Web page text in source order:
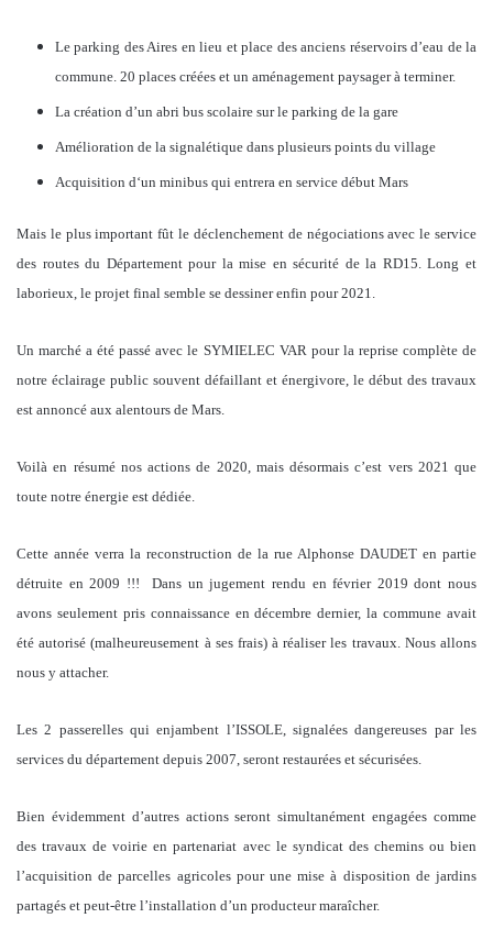
Le parking des Aires en lieu et place des anciens réservoirs d’eau de la
commune. 20 places créées et un aménagement paysager à terminer.
La création d’un abri bus scolaire sur le parking de la gare
Amélioration de la signalétique dans plusieurs points du village
Acquisition d‘un minibus qui entrera en service début Mars
Mais le plus important fût le déclenchement de négociations avec le service
des routes du Département pour la mise en sécurité de la RD15. Long et
laborieux, le projet final semble se dessiner enfin pour 2021.
Un marché a été passé avec le SYMIELEC VAR pour la reprise complète de
notre éclairage public souvent défaillant et énergivore, le début des travaux
est annoncé aux alentours de Mars.
Voilà en résumé nos actions de 2020, mais désormais c’est vers 2021 que
toute notre énergie est dédiée.
Cette année verra la reconstruction de la rue Alphonse DAUDET en partie
détruite en 2009 !!! Dans un jugement rendu en février 2019 dont nous
avons seulement pris connaissance en décembre dernier, la commune avait
été autorisé (malheureusement à ses frais) à réaliser les travaux. Nous allons
nous y attacher.
Les 2 passerelles qui enjambent l’ISSOLE, signalées dangereuses par les
services du département depuis 2007, seront restaurées et sécurisées.
Bien évidemment d’autres actions seront simultanément engagées comme
des travaux de voirie en partenariat avec le syndicat des chemins ou bien
l’acquisition de parcelles agricoles pour une mise à disposition de jardins
partagés et peut-être l’installation d’un producteur maraîcher.